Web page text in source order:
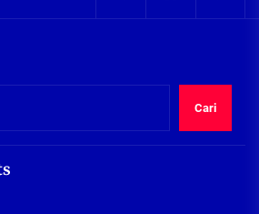
SDN Gilang II Tulangan
Cari